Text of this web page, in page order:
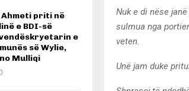
Nuk e di nëse
sulmua nga
veten.
Unë jam duke
Ahmeti priti në
e BDI-së
e
së Wylie,
Mulliqi
0